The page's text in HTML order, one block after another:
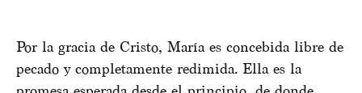
Por la gracia de Cristo, María es concebida libre de
pecado y completamente redimida. Ella es la